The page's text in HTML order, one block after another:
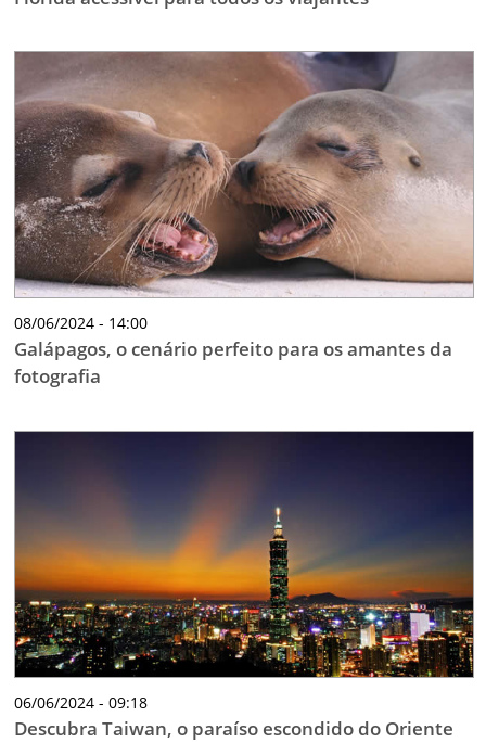
08/06/2024 - 14:00
Galápagos, o cenário perfeito para os amantes da
fotografia
06/06/2024 - 09:18
Descubra Taiwan, o paraíso escondido do Oriente